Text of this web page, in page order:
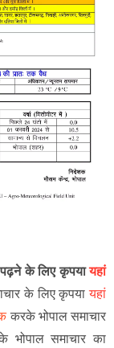
के लिए कृपयायहां
के लिए कृपयायहां
करके भोपाल समाचार
समाचार का